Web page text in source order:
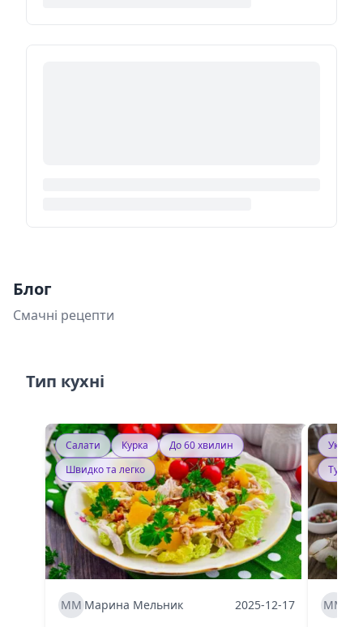
Блог
Смачні рецепти
Тип кухні
Салати Курка
До 60 хвилин
Швидко та легко
ММ Марина Мельник 2025-12-17 ММ